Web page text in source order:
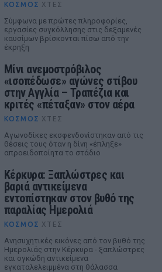
ΚΌΣΜΟΣ ΧΤΕΣ
Σύμφωνα με πρώτες πληροφορίες,
εργασίες συγκόλλησης στις δεξαμενές
καυσίμων βρίσκονται πίσω από την
έκρηξη
Μίνι ανεμοστρόβιλος
«ισοπέδωσε» αγώνες στίβου
στην Αγγλία – Τραπέζια και
κριτές «πέταξαν» στον αέρα
ΚΌΣΜΟΣ ΧΤΕΣ
Αγωνοδίκες εκσφενδονίστηκαν από τις
θέσεις τους όταν η δίνη «έπληξε»
απροειδοποίητα το στάδιο
Κέρκυρα: Ξαπλώστρες και
βαριά αντικείμενα
εντοπίστηκαν στον βυθό της
παραλίας Ημερολιά
ΚΌΣΜΟΣ ΧΤΕΣ
Ανησυχητικές εικόνες από τον βυθό της
Ημερολιάς στην Κέρκυρα - ξαπλώστρες
και ογκώδη αντικείμενα
εγκαταλελειμμένα στη θάλασσα